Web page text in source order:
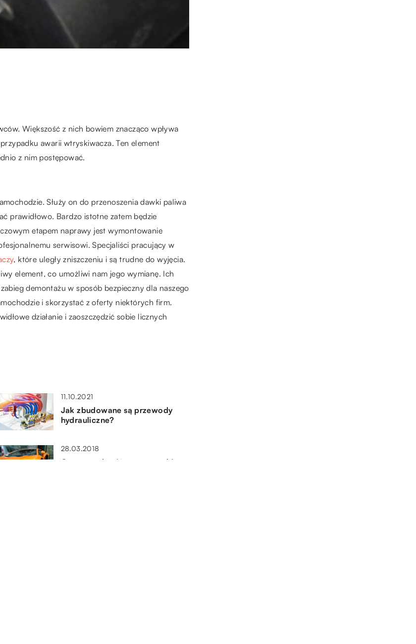
Większość z nich bowiem znacząco wpływa
awarii wtryskiwacza. Ten element
z nim postępować.
Służy on do przenoszenia dawki paliwa
prawidłowo. Bardzo istotne zatem będzie
etapem naprawy jest wymontowanie
serwisowi. Specjaliści pracujący w
, które uległy zniszczeniu i są trudne do wyjęcia.
element, co umożliwi nam jego wymianę. Ich
demontażu w sposób bezpieczny dla naszego
i skorzystać z oferty niektórych firm.
działanie i zaoszczędzić sobie licznych
11.10.2021
Jak zbudowane są przewody
hydrauliczne?
28.03.2018
Czy warto kupić opony marki